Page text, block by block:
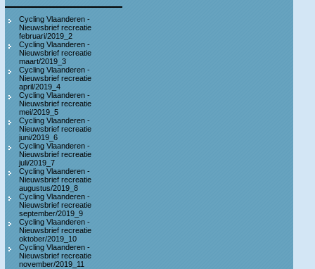
Cycling Vlaanderen -
Nieuwsbrief recreatie
februari/2019_2
Cycling Vlaanderen -
Nieuwsbrief recreatie
maart/2019_3
Cycling Vlaanderen -
Nieuwsbrief recreatie
april/2019_4
Cycling Vlaanderen -
Nieuwsbrief recreatie
mei/2019_5
Cycling Vlaanderen -
Nieuwsbrief recreatie
juni/2019_6
Cycling Vlaanderen -
Nieuwsbrief recreatie
juli/2019_7
Cycling Vlaanderen -
Nieuwsbrief recreatie
augustus/2019_8
Cycling Vlaanderen -
Nieuwsbrief recreatie
september/2019_9
Cycling Vlaanderen -
Nieuwsbrief recreatie
oktober/2019_10
Cycling Vlaanderen -
Nieuwsbrief recreatie
november/2019_11